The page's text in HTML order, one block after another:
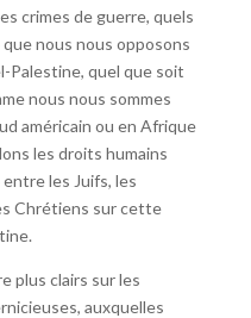
crimes de guerre, quels
nous nous opposons
Palestine, quel que soit
nous nous sommes
américain ou en Afrique
les droits humains
les Juifs, les
Chrétiens sur cette
plus clairs sur les
auxquelles